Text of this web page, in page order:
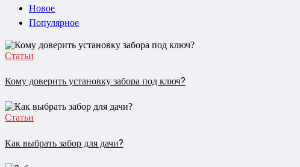
Новое
Популярное
Статьи
Кому доверить установку забора под ключ?
Статьи
Как выбрать забор для дачи?